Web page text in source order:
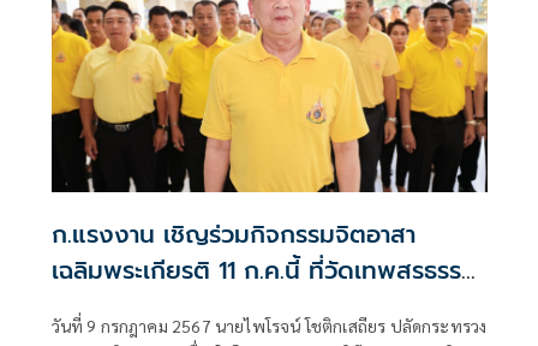
ก.แรงงาน เชิญร่วมกิจกรรมจิตอาสา
เฉลิมพระเกียรติ 11 ก.ค.นี้ ที่วัดเทพสรธรรมา
ราม จ.ปทุมธานี
วันที่ 9 กรกฎาคม 2567 นายไพโรจน์ โชติกเสถียร ปลัดกระทรวง